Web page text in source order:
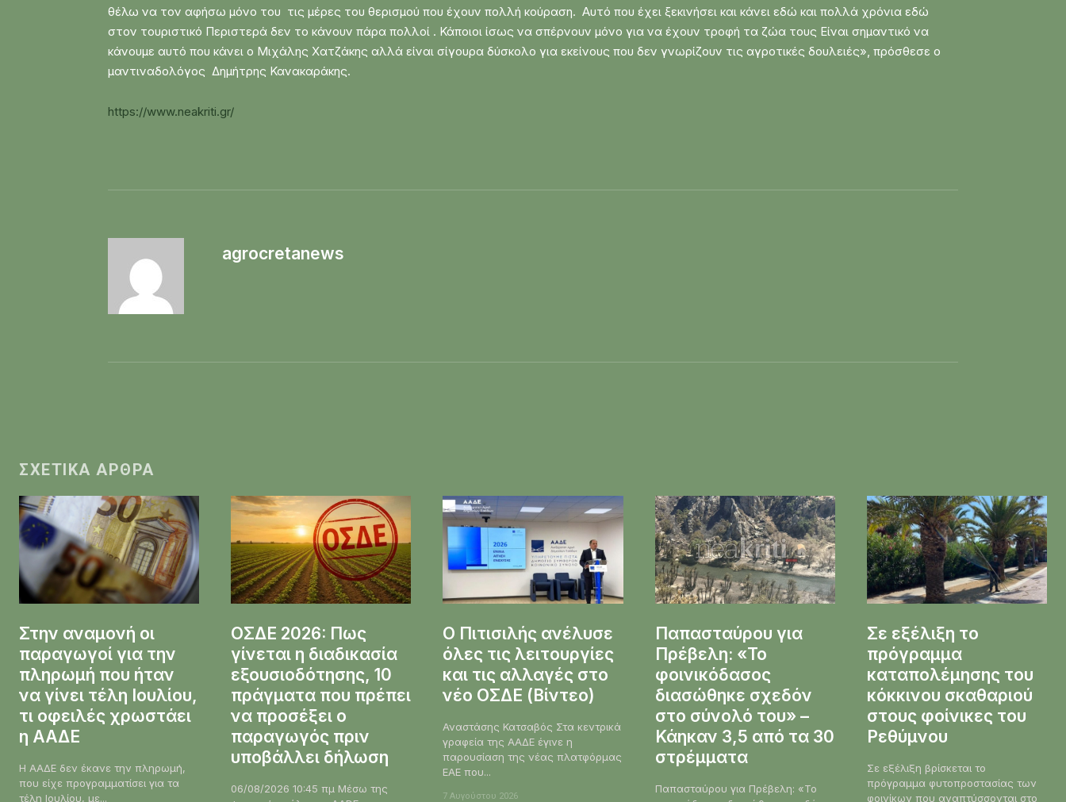
θέλω να τον αφήσω μόνο του τις μέρες του θερισμού που έχουν πολλή κούραση. Αυτό που έχει ξεκινήσει και κάνει εδώ και πολλά χρόνια εδώ
στον τουριστικό Περιστερά δεν το κάνουν πάρα πολλοί . Κάποιοι ίσως να σπέρνουν μόνο για να έχουν τροφή τα ζώα τους Είναι σημαντικό να
κάνουμε αυτό που κάνει ο Μιχάλης Χατζάκης αλλά είναι σίγουρα δύσκολο για εκείνους που δεν γνωρίζουν τις αγροτικές δουλειές», πρόσθεσε ο
μαντιναδολόγος Δημήτρης Κανακαράκης.
https://www.neakriti.gr/
agrocretanews
ΣΧΕΤΙΚΆ ΆΡΘΡΑ
Στην αναμονή οι
παραγωγοί για την
πληρωμή που ήταν
να γίνει τέλη Ιουλίου,
τι οφειλές χρωστάει
η ΑΑΔΕ
Η ΑΑΔΕ δεν έκανε την πληρωμή,
που είχε προγραμματίσει για τα
τέλη Ιουλίου, με...
ΟΣΔΕ 2026: Πως
γίνεται η διαδικασία
εξουσιοδότησης, 10
πράγματα που πρέπει
να προσέξει ο
παραγωγός πριν
υποβάλλει δήλωση
06/08/2026 10:45 πμ Μέσω της
Ο Πιτισιλής ανέλυσε
όλες τις λειτουργίες
και τις αλλαγές στο
νέο ΟΣΔΕ (Βίντεο)
Αναστάσης Κατσαβός Στα κεντρικά
γραφεία της ΑΑΔΕ έγινε η
παρουσίαση της νέας πλατφόρμας
ΕΑΕ που...
7 Αυγούστου 2026
Παπασταύρου για
Πρέβελη: «Το
φοινικόδασος
διασώθηκε σχεδόν
στο σύνολό του» –
Κάηκαν 3,5 από τα 30
στρέμματα
Παπασταύρου για Πρέβελη: «Το
Σε εξέλιξη το
πρόγραμμα
καταπολέμησης του
κόκκινου σκαθαριού
στους φοίνικες του
Ρεθύμνου
Σε εξέλιξη βρίσκεται το
πρόγραμμα φυτοπροστασίας των
φοινίκων που αναπτύσσονται στο